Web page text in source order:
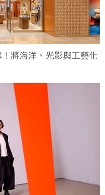
將海洋、光影與工藝化